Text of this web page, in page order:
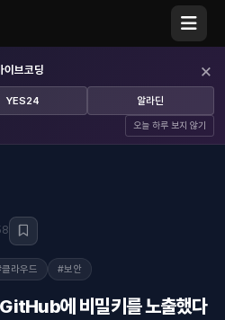
이브코딩
YES24 알라딘
오늘 하루 보지 않기
×
라우드 #보안
에 비밀키를 노출했다